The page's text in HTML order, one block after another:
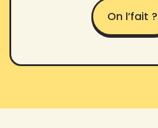
On l’fait ?